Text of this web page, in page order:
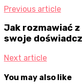
Previous article
Jak rozmawiać
swoje
Next article
You may also like